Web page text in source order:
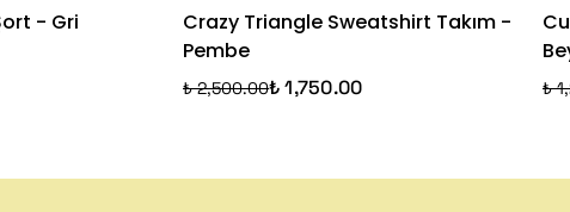
- Gri
Crazy Triangle Sweatshirt Takım -
Pembe
₺ 2,500.00₺ 1,750.00 ₺